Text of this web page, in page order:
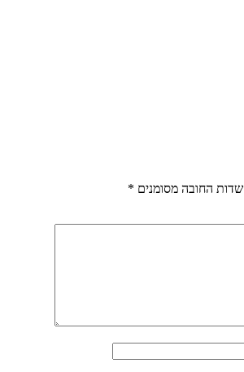
שדות החובה מסומנים *